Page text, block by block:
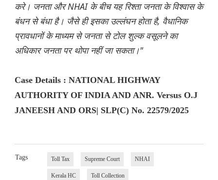
करे। जनता और NHAI के बीच यह रिश्ता जनता के विश्वास के
बंधन से बंधा है। जैसे ही इसका उल्लंघन होता है, वैधानिक
प्रावधानों के माध्यम से जनता से टोल शुल्क वसूलने का
अधिकार जनता पर थोपा नहीं जा सकता।"
Case Details : NATIONAL HIGHWAY
AUTHORITY OF INDIA AND ANR. Versus O.J
JANEESH AND ORS| SLP(C) No. 22579/2025
Tags Toll Tax Supreme Court NHAI
Kerala HC Toll Collection